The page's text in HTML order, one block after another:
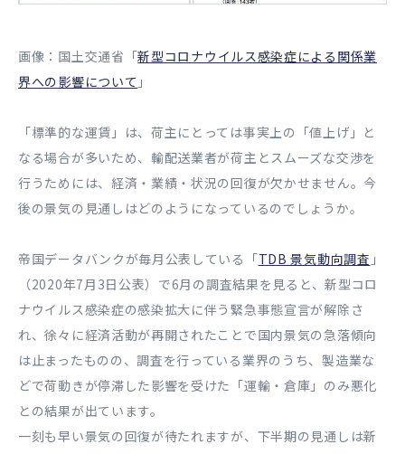
画像：国土交通省「新型コロナウイルス感染症による関係業
界への影響について 」
「標準的な運賃」は、荷主にとっては事実上の「値上げ」と
なる場合が多いため、輸配送業者が荷主とスムーズな交渉を
行うためには、経済・業績・状況の回復が欠かせません。今
後の景気の見通しはどのようになっているのでしょうか。
帝国データバンクが毎月公表している「TDB 景気動向調査 」
（2020年7月3日公表）で6月の調査結果を見ると、新型コロ
ナウイルス感染症の感染拡大に伴う緊急事態宣言が解除さ
れ、徐々に経済活動が再開されたことで国内景気の急落傾向
は止まったものの、調査を行っている業界のうち、製造業な
どで荷動きが停滞した影響を受けた「運輸・倉庫」のみ悪化
との結果が出ています。
一刻も早い景気の回復が待たれますが、下半期の見通しは新